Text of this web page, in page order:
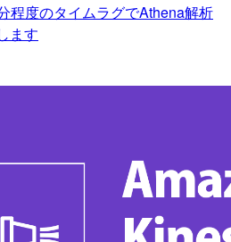
程度のタイムラグでAthena解析
ます